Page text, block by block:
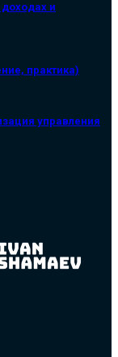
и
практика)
управления